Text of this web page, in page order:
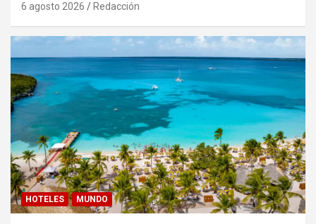
6 agosto 2026 Redacción
HOTELES MUNDO